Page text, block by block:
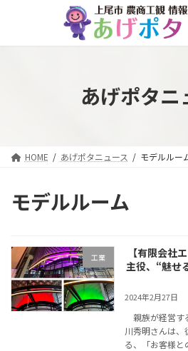
ン
ー
あげポタニ
HOME あげポタニュース モデルルー
モデルルーム
工業
【有限会社
主役、“魅せ
2024年2月27日
親族が経営す
川秀明さんは、
る、「お客様